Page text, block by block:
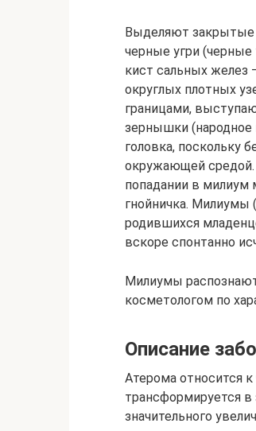
Выделяют
черные угри (черные
кист сальных желез
округлых плотных
границами,
зернышки (народное
головка, поскольку
окружающей
попадании в милиум
гнойничка. Милиумы
родившихся
вскоре спонтанно
Милиумы
косметологом по
Описание
Атерома относится
трансформируется в
значительного